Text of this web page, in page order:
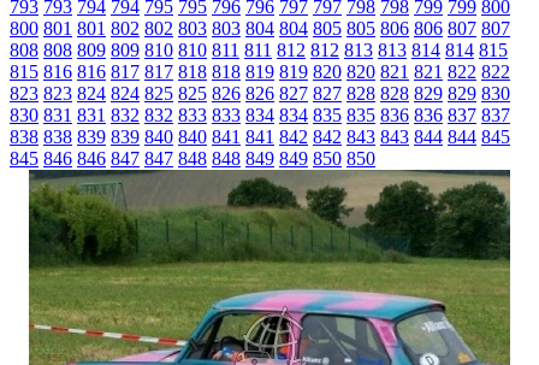
793 793 794 794 795 795 796 796 797 797 798 798 799 799 800
800 801 801 802 802 803 803 804 804 805 805 806 806 807 807
808 808 809 809 810 810 811 811 812 812 813 813 814 814 815
815 816 816 817 817 818 818 819 819 820 820 821 821 822 822
823 823 824 824 825 825 826 826 827 827 828 828 829 829 830
830 831 831 832 832 833 833 834 834 835 835 836 836 837 837
838 838 839 839 840 840 841 841 842 842 843 843 844 844 845
845 846 846 847 847 848 848 849 849 850 850